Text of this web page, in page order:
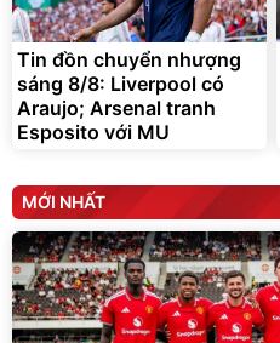
Tin đồn chuyển nhượng
sáng 8/8: Liverpool có
Araujo; Arsenal tranh
Esposito với MU
MỚI NHẤT